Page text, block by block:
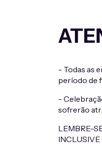
- Todas as
período de
-
sofrerão
LEMBRE-
INCLUSIVE